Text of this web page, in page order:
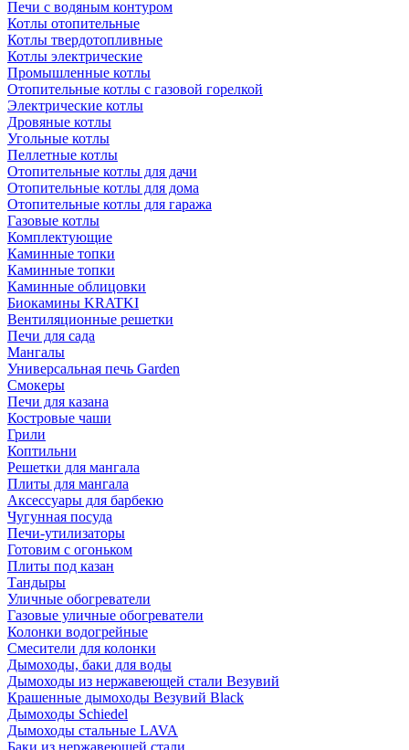
Печи с водяным контуром
Котлы отопительные
Котлы твердотопливные
Котлы электрические
Промышленные котлы
Отопительные котлы с газовой горелкой
Электрические котлы
Дровяные котлы
Угольные котлы
Пеллетные котлы
Отопительные котлы для дачи
Отопительные котлы для дома
Отопительные котлы для гаража
Газовые котлы
Комплектующие
Каминные топки
Каминные топки
Каминные облицовки
Биокамины KRATKI
Вентиляционные решетки
Печи для сада
Мангалы
Универсальная печь Garden
Смокеры
Печи для казана
Костровые чаши
Грили
Коптильни
Решетки для мангала
Плиты для мангала
Аксессуары для барбекю
Чугунная посуда
Печи-утилизаторы
Готовим с огоньком
Плиты под казан
Тандыры
Уличные обогреватели
Газовые уличные обогреватели
Колонки водогрейные
Смесители для колонки
Дымоходы, баки для воды
Дымоходы из нержавеющей стали Везувий
Крашенные дымоходы Везувий Black
Дымоходы Schiedel
Дымоходы стальные LAVA
Баки из нержавеющей стали